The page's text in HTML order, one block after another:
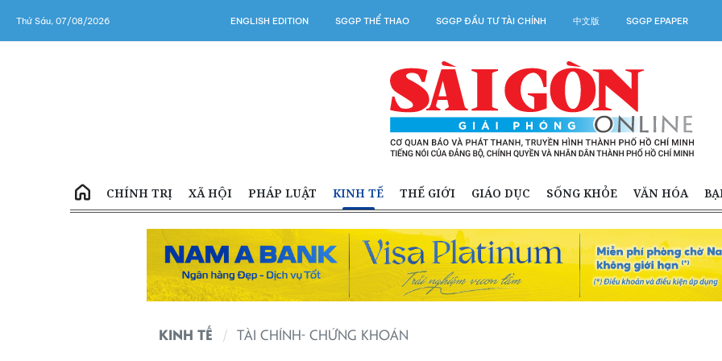
Thứ Sáu, 07/08/2026 ENGLISH EDITION SGGP THỂ THAO SGGP ĐẦU TƯ TÀI CHÍNH 中文版 SGGP EPAPER
CHÍNH TRỊ XÃ HỘI PHÁP LUẬT KINH TẾ THẾ GIỚI GIÁO DỤC SỐNG KHỎE VĂN HÓA
KINH TẾ TÀI CHÍNH- CHỨNG KHOÁN